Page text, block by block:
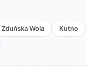
Zduńska Wola Kutno